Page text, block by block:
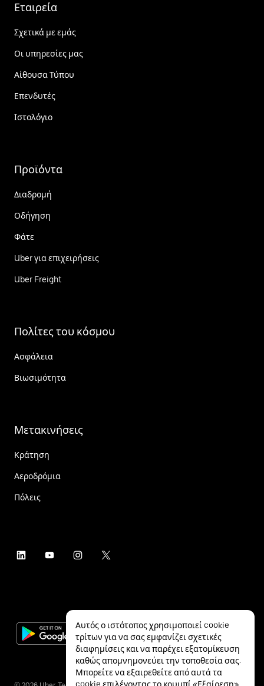
Εταιρεία
Σχετικά με εμάς
Οι υπηρεσίες μας
Αίθουσα Τύπου
Επενδυτές
Ιστολόγιο
Προϊόντα
Διαδρομή
Οδήγηση
Φάτε
Uber για επιχειρήσεις
Uber Freight
Πολίτες του κόσμου
Ασφάλεια
Βιωσιμότητα
Μετακινήσεις
Κράτηση
Αεροδρόμια
Πόλεις
Αυτός ο ιστότοπος χρησιμοποιεί cookie
τρίτων για να σας εμφανίζει σχετικές
διαφημίσεις και να παρέχει εξατομίκευση
καθώς απομνημονεύει την τοποθεσία σας.
Μπορείτε να εξαιρεθείτε από αυτά τα